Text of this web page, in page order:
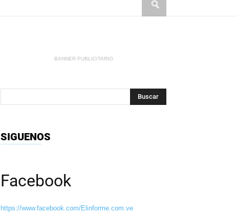
BANNER PUBLICITARIO
SIGUENOS
Facebook
https://www.facebook.com/Elinforme.com.ve